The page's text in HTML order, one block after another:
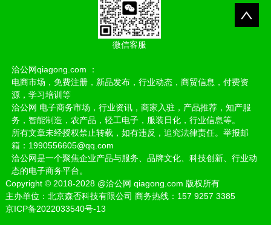
微信客服
洽公网qiagong.com ：
电商市场，免费注册，新品发布，行业动态，商贸信息，付费资
源，学习培训等
洽公网 电子商务市场，行业资讯，商家入驻，产品推荐，知产服
务，智能制造，农产品，轻工电子，服装日化，行业信息等。
所有文章未经授权禁止转载，如有违反，追究法律责任。举报邮
箱：1990556605@qq.com
洽公网是一个聚焦企业产品与服务、品牌文化、科技创新、行业动
态的电子商务平台。
Copyright ©2018-2028 @洽公网 qiagong.com 版权所有
主办单位：北京森否科技有限公司 商务热线：157 9257 3385
京ICP备2022033540号-13